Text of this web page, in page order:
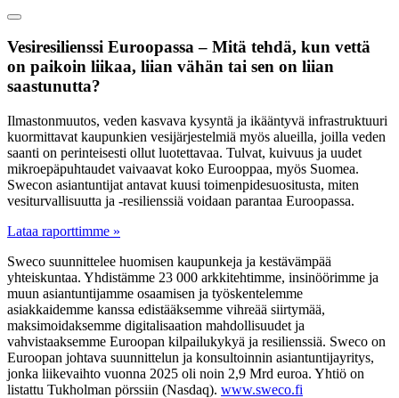
Vesiresilienssi Euroopassa – Mitä tehdä, kun vettä
on paikoin liikaa, liian vähän tai sen on liian
saastunutta?
Ilmastonmuutos, veden kasvava kysyntä ja ikääntyvä infrastruktuuri
kuormittavat kaupunkien vesijärjestelmiä myös alueilla, joilla veden
saanti on perinteisesti ollut luotettavaa. Tulvat, kuivuus ja uudet
mikroepäpuhtaudet vaivaavat koko Eurooppaa, myös Suomea.
Swecon asiantuntijat antavat kuusi toimenpidesuositusta, miten
vesiturvallisuutta ja -resilienssiä voidaan parantaa Euroopassa.
Lataa raporttimme »
Sweco suunnittelee huomisen kaupunkeja ja kestävämpää
yhteiskuntaa. Yhdistämme 23 000 arkkitehtimme, insinöörimme ja
muun asiantuntijamme osaamisen ja työskentelemme
asiakkaidemme kanssa edistääksemme vihreää siirtymää,
maksimoidaksemme digitalisaation mahdollisuudet ja
vahvistaaksemme Euroopan kilpailukykyä ja resilienssiä. Sweco on
Euroopan johtava suunnittelun ja konsultoinnin asiantuntijayritys,
jonka liikevaihto vuonna 2025 oli noin 2,9 Mrd euroa. Yhtiö on
listattu Tukholman pörssiin (Nasdaq). www.sweco.fi